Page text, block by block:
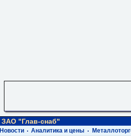
ЗАО "Глав-снаб"
Новости Аналитика и цены